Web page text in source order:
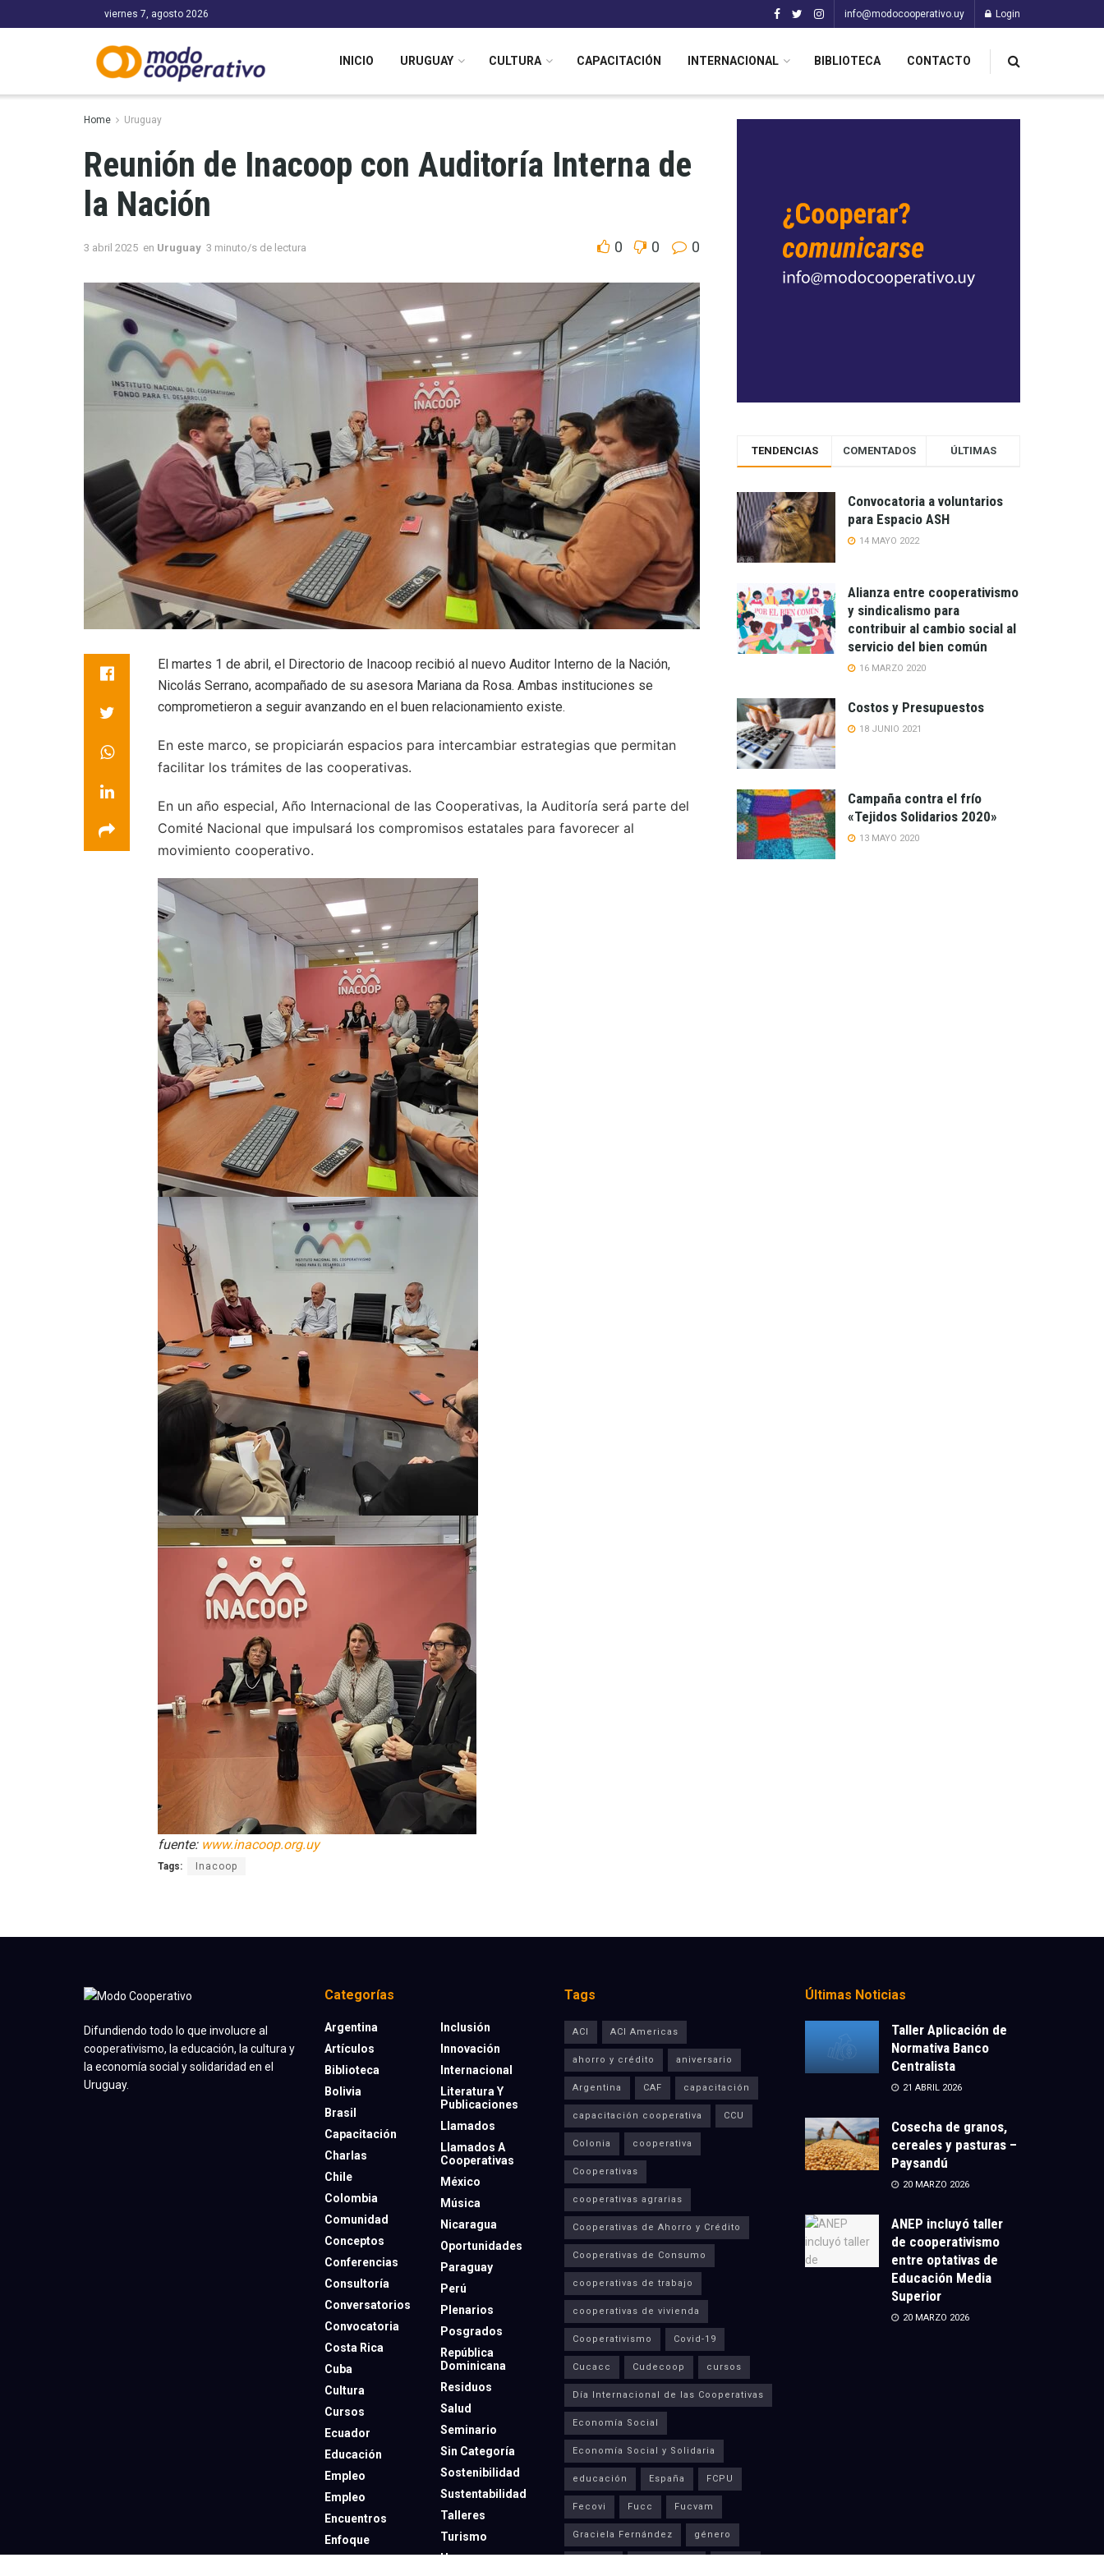
viernes 7, agosto 2026 info@modocooperativo.uy Login
INICIO URUGUAY CULTURA CAPACITACIÓN INTERNACIONAL BIBLIOTECA CONTACTO
Home Uruguay
Reunión de Inacoop con Auditoría Interna de
la Nación
3 abril 2025 en Uruguay 3 minuto/s de lectura 0 0 0
El martes 1 de abril, el Directorio de Inacoop recibió al nuevo Auditor Interno de la Nación,
Nicolás Serrano, acompañado de su asesora Mariana da Rosa. Ambas instituciones se
comprometieron a seguir avanzando en el buen relacionamiento existe.
En este marco, se propiciarán espacios para intercambiar estrategias que permitan
facilitar los trámites de las cooperativas.
En un año especial, Año Internacional de las Cooperativas, la Auditoría será parte del
Comité Nacional que impulsará los compromisos estatales para favorecer al
movimiento cooperativo.
fuente: www.inacoop.org.uy
Tags: Inacoop
TENDENCIAS COMENTADOS ÚLTIMAS
Convocatoria a voluntarios
para Espacio ASH
14 MAYO 2022
Alianza entre cooperativismo
y sindicalismo para
contribuir al cambio social al
servicio del bien común
16 MARZO 2020
Costos y Presupuestos
18 JUNIO 2021
Campaña contra el frío
«Tejidos Solidarios 2020»
13 MAYO 2020
Difundiendo todo lo que involucre al
cooperativismo, la educación, la cultura y
la economía social y solidaridad en el
Uruguay.
Categorías
Argentina
Artículos
Biblioteca
Bolivia
Brasil
Capacitación
Charlas
Chile
Colombia
Comunidad
Conceptos
Conferencias
Consultoría
Conversatorios
Convocatoria
Costa Rica
Cuba
Cultura
Cursos
Ecuador
Educación
Empleo
Empleo
Encuentros
Enfoque
Inclusión
Innovación
Internacional
Literatura Y
Publicaciones
Llamados
Llamados A
Cooperativas
México
Música
Nicaragua
Oportunidades
Paraguay
Perú
Plenarios
Posgrados
República
Dominicana
Residuos
Salud
Seminario
Sin Categoría
Sostenibilidad
Sustentabilidad
Talleres
Turismo
Uruguay
Tags
ACI ACI Americas
ahorro y crédito aniversario
Argentina CAF capacitación
capacitación cooperativa CCU
Colonia cooperativa
Cooperativas
cooperativas agrarias
Cooperativas de Ahorro y Crédito
Cooperativas de Consumo
cooperativas de trabajo
cooperativas de vivienda
Cooperativismo Covid-19
Cucacc Cudecoop cursos
Día Internacional de las Cooperativas
Economía Social
Economía Social y Solidaria
educación España FCPU
Fecovi Fucc Fucvam
Graciela Fernández género
Últimas Noticias
Taller Aplicación de
Normativa Banco
Centralista
21 ABRIL 2026
Cosecha de granos,
cereales y pasturas –
Paysandú
20 MARZO 2026
ANEP incluyó taller
de cooperativismo
entre optativas de
Educación Media
Superior
20 MARZO 2026